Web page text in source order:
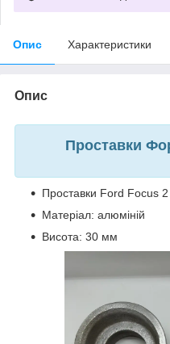
Опис Характеристики
Опис
Проставки
Проставки Ford Focus
Матеріал: алюміній
Висота: 30 мм